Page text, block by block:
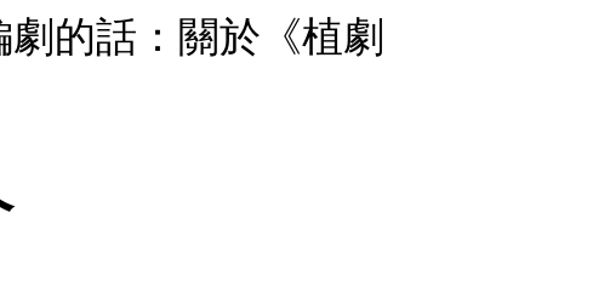
的話：關於《植劇